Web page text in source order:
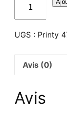
Trodat
UGS : Printy
Avis (0)
Avis